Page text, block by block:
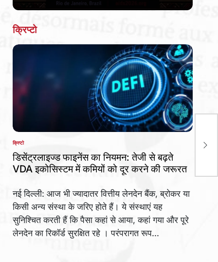
क्रिप्टो
POSTED
IN
क्रिप्टो
डिसेंट्रलाइज्ड फाइनेंस का नियमन: तेजी से बढ़ते
VDA इकोसिस्टम में कमियों को दूर करने की जरूरत
नई दिल्ली: आज भी ज्यादातर वित्तीय लेनदेन बैंक, ब्रोकर या
किसी अन्य संस्था के जरिए होते हैं। ये संस्थाएं यह
सुनिश्चित करती हैं कि पैसा कहां से आया, कहां गया और पूरे
लेनदेन का रिकॉर्ड सुरक्षित रहे । परंपरागत रूप...